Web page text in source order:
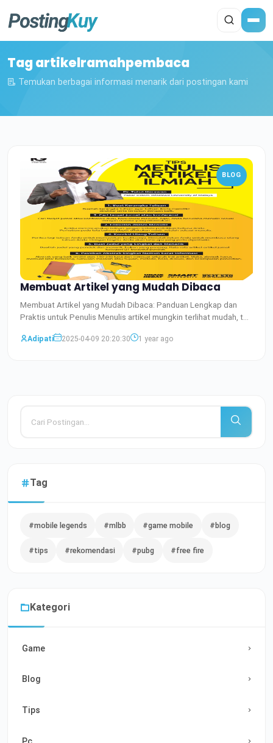
Tag artikelramahpembaca
Temukan berbagai informasi menarik dari postingan kami
BLOG
Membuat Artikel yang Mudah Dibaca
Membuat Artikel yang Mudah Dibaca: Panduan Lengkap dan
Praktis untuk Penulis Menulis artikel mungkin terlihat mudah, tet
Adipati
2025-04-09 20:20:30 1 year ago
Tag
#mobile legends #mlbb #game mobile #blog
#tips #rekomendasi #pubg #free fire
Kategori
Game
Blog
Tips